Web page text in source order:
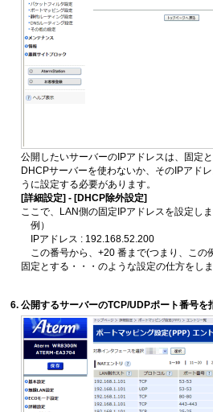
公開したいサーバーのIPアドレスは、固定
DHCPサーバーを使わないか、そのIPアド
うに設定する必要があります。
[詳細設定] - [DHCP除外設定]
ここで、LAN側の固定IPアドレスを設定しま
例）
IPアドレス : 192.168.52.200
この番号から、+20 番まで(つまり、この
固定とする・・・のような設定の仕方をしま
公開するサーバーのTCP/UDPポート番号を